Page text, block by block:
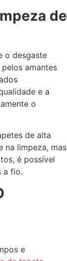
de
o desgaste
amantes
e a
o
de alta
na limpeza, mas
é possível
a fio.
e